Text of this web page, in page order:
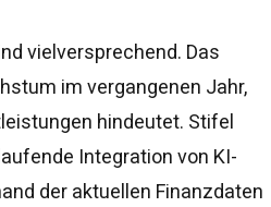
vielversprechend. Das
im vergangenen Jahr,
hindeutet. Stifel
Integration von KI-
der aktuellen Finanzdaten